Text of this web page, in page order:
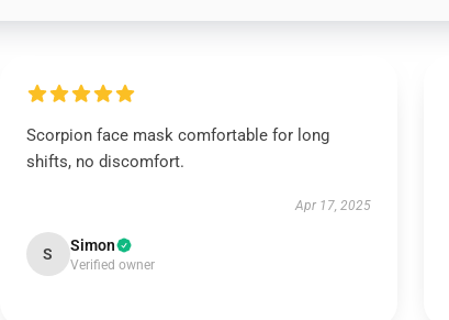
Scorpion face mask comfortable for long
shifts, no discomfort.
Apr 17, 2025
S Simon
Verified owner